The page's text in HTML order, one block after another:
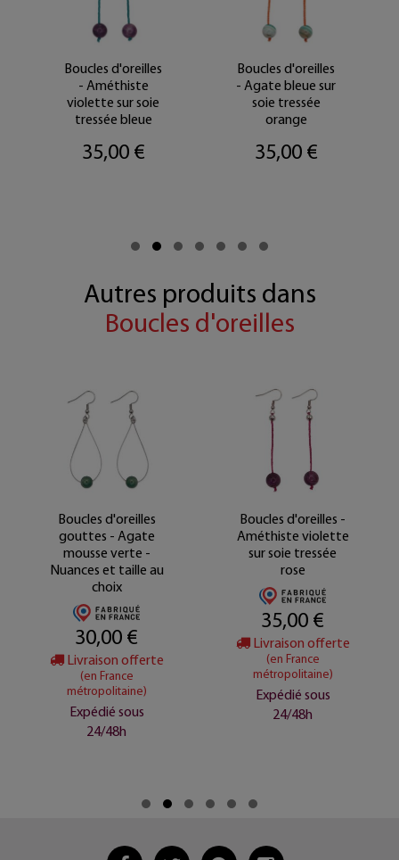
Boucles d'oreilles
- Améthiste
violette sur soie
tressée bleue
35,00 €
Boucles d'oreilles
- Agate bleue sur
soie tressée
orange
35,00 €
Autres produits dans
Boucles d'oreilles
Boucles d'oreilles
gouttes - Agate
mousse verte -
Nuances et taille au
choix
30,00 €
Livraison offerte
(en France
métropolitaine)
Expédié sous
24/48h
Boucles d'oreilles -
Améthiste violette
sur soie tressée
rose
35,00 €
Livraison offerte
(en France
métropolitaine)
Expédié sous
24/48h